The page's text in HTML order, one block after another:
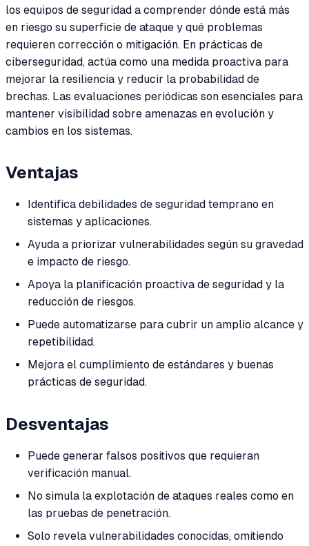
los equipos de seguridad a comprender dónde está más
en riesgo su superficie de ataque y qué problemas
requieren corrección o mitigación. En prácticas de
ciberseguridad, actúa como una medida proactiva para
mejorar la resiliencia y reducir la probabilidad de
brechas. Las evaluaciones periódicas son esenciales para
mantener visibilidad sobre amenazas en evolución y
cambios en los sistemas.
Ventajas
Identifica debilidades de seguridad temprano en
sistemas y aplicaciones.
Ayuda a priorizar vulnerabilidades según su gravedad
e impacto de riesgo.
Apoya la planificación proactiva de seguridad y la
reducción de riesgos.
Puede automatizarse para cubrir un amplio alcance y
repetibilidad.
Mejora el cumplimiento de estándares y buenas
prácticas de seguridad.
Desventajas
Puede generar falsos positivos que requieran
verificación manual.
No simula la explotación de ataques reales como en
las pruebas de penetración.
Solo revela vulnerabilidades conocidas, omitiendo